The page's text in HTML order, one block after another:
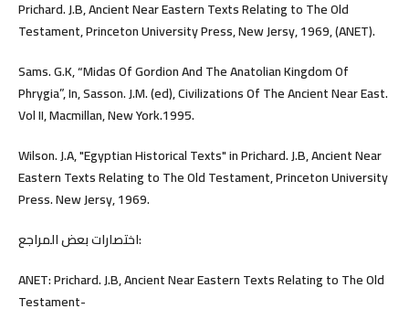
Prichard. J.B, Ancient Near Eastern Texts Relating to The Old
Testament, Princeton University Press, New Jersy, 1969, (ANET).
Sams. G.K, “Midas Of Gordion And The Anatolian Kingdom Of
Phrygia”, In, Sasson. J.M. (ed), Civilizations Of The Ancient Near East.
Vol II, Macmillan, New York.1995.
Wilson. J.A, "Egyptian Historical Texts" in Prichard. J.B, Ancient Near
Eastern Texts Relating to The Old Testament, Princeton University
Press. New Jersy, 1969.
اختصارات بعض المراجع:
ANET: Prichard. J.B, Ancient Near Eastern Texts Relating to The Old
Testament-